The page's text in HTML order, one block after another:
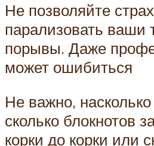
Не позволяйте
парализовать ваши
порывы. Даже
может ошибиться
Не важно,
сколько блокнотов
корки до корки или